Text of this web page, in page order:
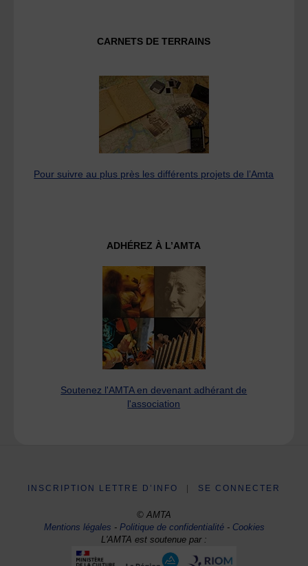
CARNETS DE TERRAINS
Pour suivre au plus près les différents projets de l’Amta
ADHÉREZ À L’AMTA
Soutenez l'AMTA en devenant adhérant de
l'association
INSCRIPTION LETTRE D’INFO SE CONNECTER
© AMTA
Mentions légales -Politique de confidentialité- Cookies
L'AMTA est soutenue par :